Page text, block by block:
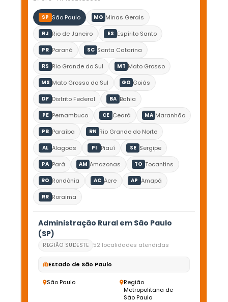
SP São Paulo MG Minas Gerais
RJ Rio de Janeiro ES Espírito Santo
PR Paraná SC Santa Catarina
RS Rio Grande do Sul MT Mato Grosso
MS Mato Grosso do Sul GO Goiás
DF Distrito Federal BA Bahia
PE Pernambuco CE Ceará MA Maranhão
PB Paraíba RN Rio Grande do Norte
AL Alagoas PI Piauí SE Sergipe
PA Pará AM Amazonas TO Tocantins
RO Rondônia AC Acre AP Amapá
RR Roraima
Administração Rural em São Paulo
(SP)
REGIÃO SUDESTE 52 localidades atendidas
Estado de São Paulo
São Paulo
Região
Metropolitana de
São Paulo